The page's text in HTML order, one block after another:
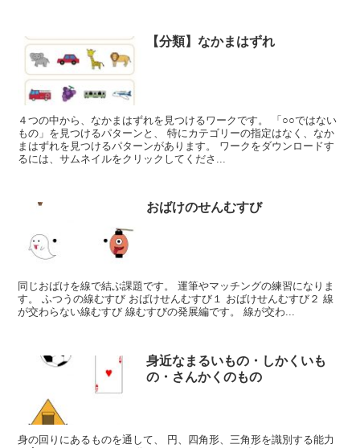
【分類】なかまはずれ
４つの中から、なかまはずれを見つけるワークです。 「○○ではない
もの」を見つけるパターンと、 特にカテゴリーの指定はなく、なか
まはずれを見つけるパターンがあります。 ワークをダウンロードす
るには、サムネイルをクリックしてくださ...
おばけのせんむすび
同じおばけを線で結ぶ課題です。 運筆やマッチングの練習になりま
す。 ふつうの線むすび おばけせんむすび１ おばけせんむすび２ 線
が交わらない線むすび 線むすびの発展編です。 線が交わ...
身近なまるいもの・しかくいも
の・さんかくのもの
身の回りにあるものを通して、 円、四角形、三角形を識別する能力